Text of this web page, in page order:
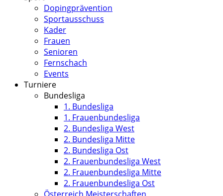
Dopingprävention
Sportausschuss
Kader
Frauen
Senioren
Fernschach
Events
Turniere
Bundesliga
1. Bundesliga
1. Frauenbundesliga
2. Bundesliga West
2. Bundesliga Mitte
2. Bundesliga Ost
2. Frauenbundesliga West
2. Frauenbundesliga Mitte
2. Frauenbundesliga Ost